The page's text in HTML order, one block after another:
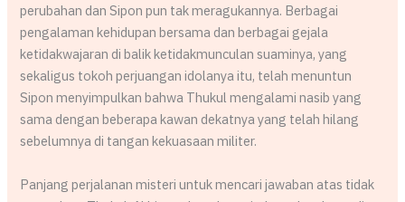
perubahan dan Sipon pun tak meragukannya. Berbagai
pengalaman kehidupan bersama dan berbagai gejala
ketidakwajaran di balik ketidakmunculan suaminya, yang
sekaligus tokoh perjuangan idolanya itu, telah menuntun
Sipon menyimpulkan bahwa Thukul mengalami nasib yang
sama dengan beberapa kawan dekatnya yang telah hilang
sebelumnya di tangan kekuasaan militer.
Panjang perjalanan misteri untuk mencari jawaban atas tidak